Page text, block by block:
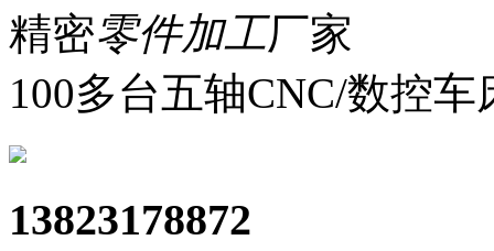
精密零件加工厂家
100多台五轴CNC/数控
13823178872